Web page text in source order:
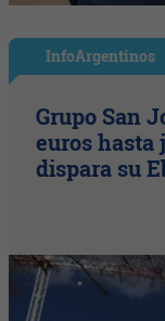
InfoArgentinos
Grupo San
euros hasta
dispara su